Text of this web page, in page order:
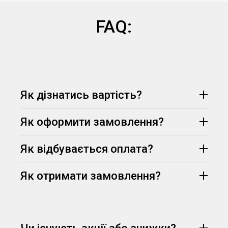
FAQ:
Як дізнатись вартість?
Як оформити замовлення?
Як відбувається оплата?
Як отримати замовлення?